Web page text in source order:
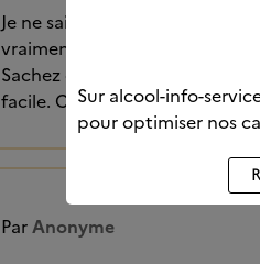
Je ne sais pas si j'ai pu vous
vraiment que vous trouverez
Sachez que nous pouvons
facile. Courage !
ParAnonyme
Sur alcool-info-
pour optimiser nos